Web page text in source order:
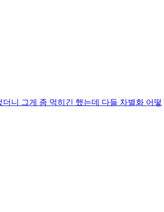
니 그게 좀 먹히긴 했는데 다들 차별화 어떻